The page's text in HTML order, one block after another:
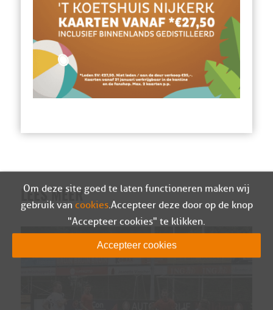
LEES MEER
Om deze site goed te laten functioneren maken wij
gebruik van cookies. Accepteer deze door op de knop
"Accepteer cookies" te klikken.
Accepteer cookies